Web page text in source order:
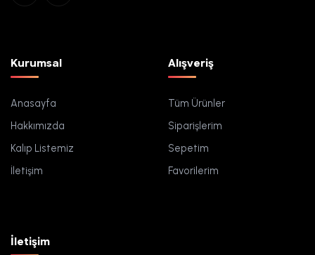
Kurumsal
Anasayfa
Hakkımızda
Kalıp Listemiz
İletişim
Alışveriş
Tüm Ürünler
Siparişlerim
Sepetim
Favorilerim
İletişim